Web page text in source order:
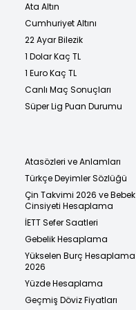
Ata Altın
Cumhuriyet Altını
22 Ayar Bilezik
1 Dolar Kaç TL
1 Euro Kaç TL
Canlı Maç Sonuçları
Süper Lig Puan Durumu
Atasözleri ve Anlamları
Türkçe Deyimler Sözlüğü
Çin Takvimi 2026 ve Bebek
Cinsiyeti Hesaplama
İETT Sefer Saatleri
Gebelik Hesaplama
Yükselen Burç Hesaplama
2026
Yüzde Hesaplama
Geçmiş Döviz Fiyatları